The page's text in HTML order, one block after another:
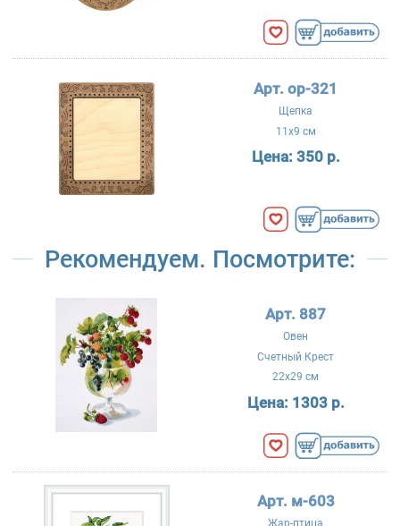
Арт. ор-321
Щепка
11x9 см
Цена: 350 р.
Рекомендуем. Посмотрите:
Арт. 887
Овен
Счетный Крест
22x29 см
Цена: 1303 р.
Арт. м-603